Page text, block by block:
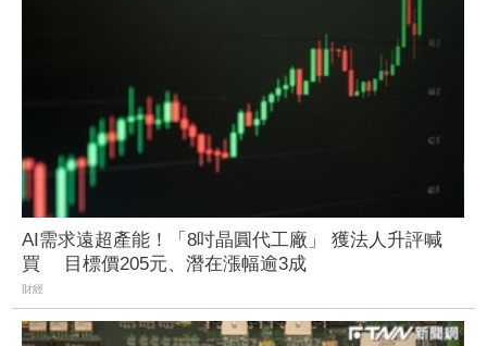
AI需求遠超產能！「8吋晶圓代工廠」 獲法人升評喊
買 目標價205元、潛在漲幅逾3成
財經